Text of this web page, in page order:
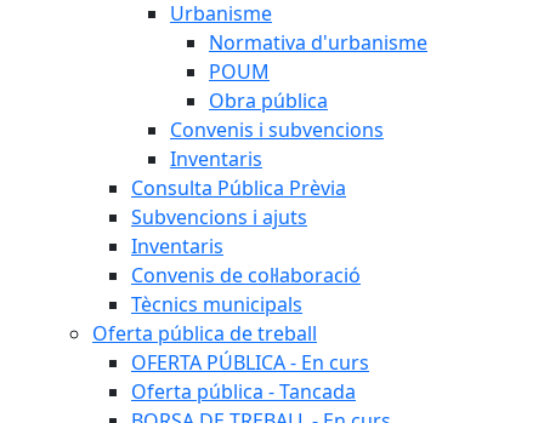
Urbanisme
Normativa d'urbanisme
POUM
Obra pública
Convenis i subvencions
Inventaris
Consulta Pública Prèvia
Subvencions i ajuts
Inventaris
Convenis de col·laboració
Tècnics municipals
Oferta pública de treball
OFERTA PÚBLICA - En curs
Oferta pública - Tancada